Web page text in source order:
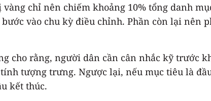
chỉ nên chiếm khoảng 10% tổng danh
vào chu kỳ điều chỉnh. Phần còn lại nên
cho rằng, người dân cần cân nhắc kỹ trước
tượng trưng. Ngược lại, nếu mục tiêu là
kết thúc.